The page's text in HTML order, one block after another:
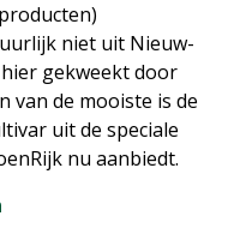
niet uit Nieuw-
gekweekt door
van de mooiste is de
uit de speciale
nu aanbiedt.